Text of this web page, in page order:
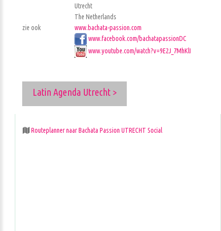
Utrecht
The Netherlands
zie ook
www.bachata-passion.com
www.facebook.com/bachatapassionDC
www.youtube.com/watch?v=9E2J_7MhKlI
Latin Agenda Utrecht >
Routeplanner naar Bachata Passion UTRECHT Social